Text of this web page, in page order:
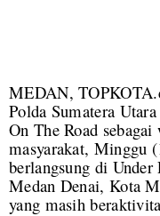
MEDAN,
Polda Sumatera
On The Road
masyarakat, Minggu
berlangsung di Under
Medan Denai, Kota
yang masih